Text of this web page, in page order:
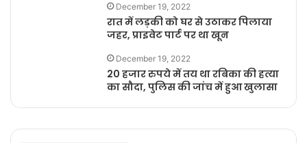
December 19, 2022
रात में लड़की को घर से उठाकर पिलाया
जहर, प्राइवेट पार्ट पर था खून
December 19, 2022
20 हजार रुपये में तय था रबिका की हत्या
का सौदा, पुलिस की जांच में हुआ खुलासा